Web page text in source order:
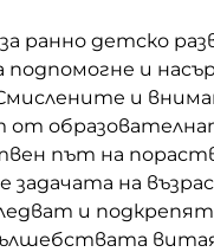
ранно детско
подпомогне и
и
от
път на
задачата на
и